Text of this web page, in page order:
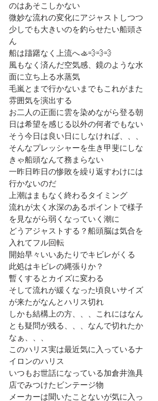
のはあそこしかない
微妙な流れの変化にアジャストしつつ
少しでも大きいのを釣らせたい船頭さ
ん
船は躊躇なく上流へ🚣💨💨💨
風もなく済んだ空気感、鏡のような水
面に立ち上る水蒸気
毛嵐とまで行かないまでもこれがまた
雰囲気を演出する
お二人の正面に雲を染めながら登る朝
日は希望を感じる以外の何者でもない
そう今日は良い日にしなければ、、、
そんなプレッシャーを生き甲斐にしな
きゃ船頭なんて務まらない
一昨日昨日の惨敗を繰り返すわけには
行かないのだ
上潮はまもなく終わるタイミング
流れが太く水深のあるポイントで様子
を見ながら弱くなっていく潮に
どうアジャストする？船頭脳は気合を
入れてフル回転
開始早々いいあたりでキビレがくる
此処はキビレの縄張りか？
暫くするとカイズに変わる
そして流れが緩くなった頃良いサイズ
が来たがなんとハリス切れ
しかも結構上の方、、、これにはなん
とも疑問が残る、、、なんで切れたか
なぁ、、、
このハリス実は最近気に入っているナ
イロンのハリス
いつもお世話になっている加倉井漁具
店でみつけたビンテージ物
メーカーは聞いたことないが気に入っ